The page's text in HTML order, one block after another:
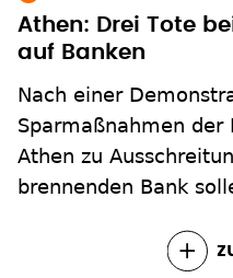
Athen: Drei Tote
auf Banken
Nach einer
Sparmaßnahmen der
Athen zu
brennenden Bank